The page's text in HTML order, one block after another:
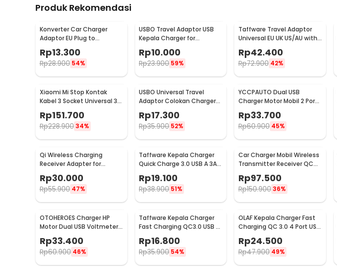
1 x ESSAGER Kabel Data USB A to USB Type C Fast Charging Braided LED 3A - ES-X13
Produk Rekomendasi
Konverter Car Charger
Adaptor EU Plug to
Cigarette Socket 12V
500mA - KYA109
Rp13.300
Rp28.900 54%
USBO Travel Adaptor USB
Kepala Charger for
U90EWE
Rp10.000
Rp23.900 59%
Taffware Travel Adaptor
Universal EU UK US/AU with
Rp42.400
Rp72.900 42%
Xiaomi Mi Stop Kontak
Kabel 3 Socket Universal 3
XMCXB01QMN (ORIGINAL)
Rp151.700
Rp228.900 34%
USBO Universal Travel
Adaptor Colokan Charger
Adapter 1000W - 931L
Rp17.300
Rp35.900 52%
YCCPAUTO Dual USB
Charger Motor Mobil 2 Port
DC 12-24V 3.1A 1 PCS - CJ-
L040
Rp33.700
Rp60.900 45%
Qi Wireless Charging
Receiver Adapter for
Smartphone USB Type C -
P9
Rp30.000
Rp55.900 47%
Taffware Kepala Charger
Quick Charge 3.0 USB A 3A -
Rp19.100
Rp38.900 51%
Car Charger Mobil Wireless
Transmitter Receiver QC
Rp97.500
Rp150.900 36%
OTOHEROES Charger HP
Motor Dual USB Voltmeter
Waterproof 4.2A - Y451
Rp33.400
Rp60.900 46%
Taffware Kepala Charger
Fast Charging QC3.0 USB A
EU Plug 3A 18W - TE-007
Rp16.800
Rp35.900 54%
OLAF Kepala Charger Fast
Charging QC 3.0 4 Port USB
Rp24.500
Rp47.900 49%